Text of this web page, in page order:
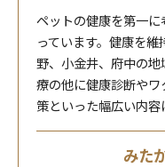
ペットの健康を第一
っています。健康を
野、小金井、府中の
療の他に健康診断や
策といった幅広い内容
みた